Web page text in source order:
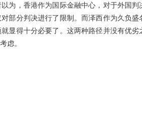
为，香港作为国际金融中心，对于外国判
部分判决进行了限制。而泽西作为久负盛
显得十分必要了。这两种路径并没有优
虑。